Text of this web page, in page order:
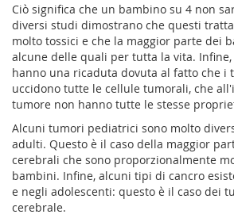
Ciò significa che un bambino su 4 non
diversi studi dimostrano che questi
molto tossici e che la maggior parte dei
alcune delle quali per tutta la vita.
hanno una ricaduta dovuta al fatto che i
uccidono tutte le cellule tumorali, che
tumore non hanno tutte le stesse
Alcuni tumori pediatrici sono molto
adulti. Questo è il caso della maggior
cerebrali che sono proporzionalmente
bambini. Infine, alcuni tipi di cancro
e negli adolescenti: questo è il caso dei
cerebrale.